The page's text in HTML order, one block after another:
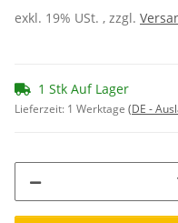
exkl. 19% USt. , zzgl.
1 Stk Auf Lager
Lieferzeit: 1 Werktage (DE -